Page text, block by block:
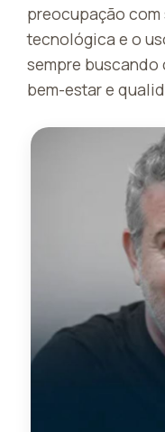
preocupação
tecnológica e o
sempre buscando
bem-estar e